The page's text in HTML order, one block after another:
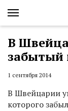
В
забытый
1 сентября 2014
В Швейцарии
которого